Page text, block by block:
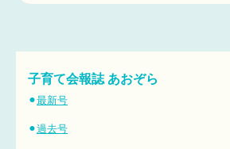
子育て会報誌 あおぞら
⚫︎最新号
⚫︎過去号